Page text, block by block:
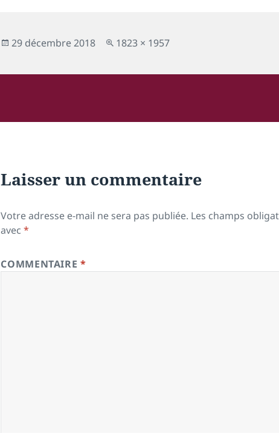
Publié
29 décembre 2018
Taille
1823 × 1957
Laisser un commentaire
Votre adresse e-mail ne sera pas publiée. Les champs
avec*
COMMENTAIRE*